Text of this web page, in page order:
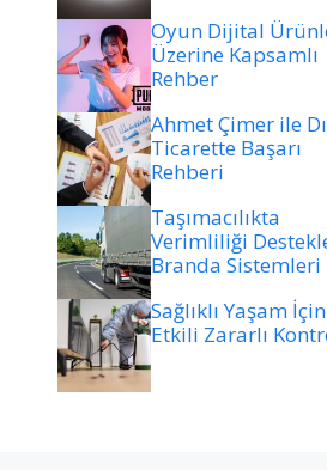
Oyun Dijital
Üzerine Kapsamlı
Rehber
Ahmet Çimer ile
Ticarette Başarı
Rehberi
Taşımacılıkta
Verimliliği
Branda Sistemleri
Sağlıklı Yaşam İçin
Etkili Zararlı